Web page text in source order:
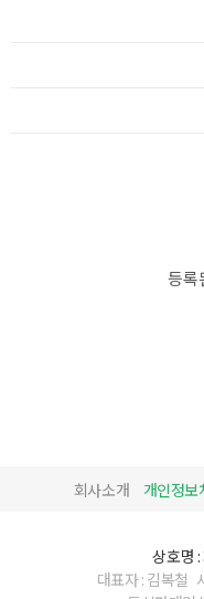
등록
회사소개 개인정보
상호명
대표자 : 김복철